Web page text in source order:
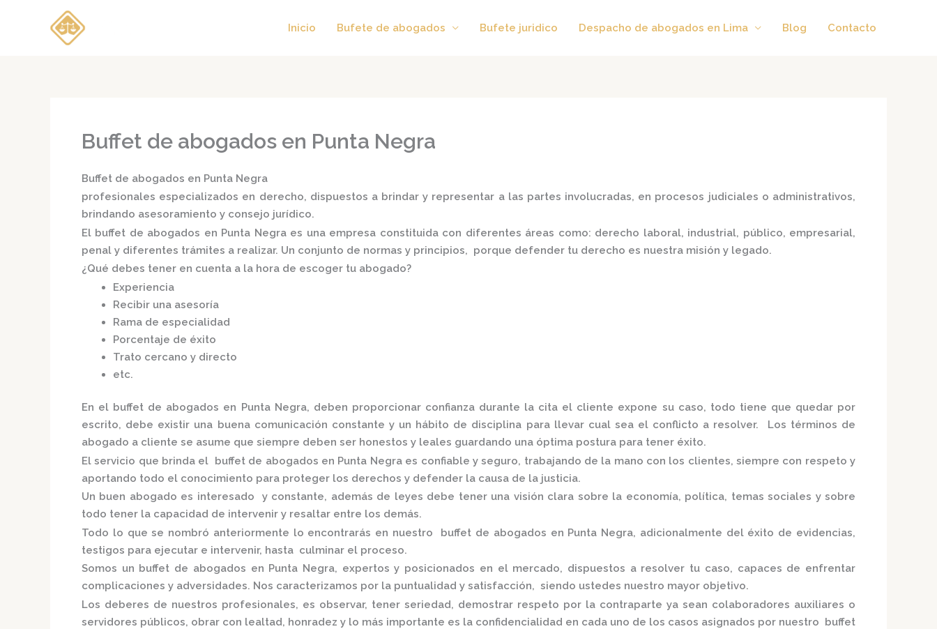
Inicio Bufete de abogados Bufete juridico Despacho de abogados en Lima Blog Contacto
Buffet de abogados en Punta Negra
Buffet de abogados en Punta Negra
profesionales especializados en derecho, dispuestos a brindar y representar a las partes involucradas, en procesos judiciales o administrativos,
brindando asesoramiento y consejo jurídico.
El buffet de abogados en Punta Negraes una empresa constituida con diferentes áreas como: derecho laboral, industrial, público, empresarial,
penal y diferentes trámites a realizar. Un conjunto de normas y principios, porque defender tu derecho es nuestra misión y legado.
¿Qué debes tener en cuenta a la hora de escoger tu abogado?
Experiencia
Recibir una asesoría
Rama de especialidad
Porcentaje de éxito
Trato cercano y directo
etc.
En el buffet de abogados en Punta Negra, deben proporcionar confianza durante la cita el cliente expone su caso, todo tiene que quedar por
escrito, debe existir una buena comunicación constante y un hábito de disciplina para llevar cual sea el conflicto a resolver. Los términos de
abogado a cliente se asume que siempre deben ser honestos y leales guardando una óptima postura para tener éxito.
El servicio que brinda el buffet de abogados en Punta Negra es confiable y seguro, trabajando de la mano con los clientes, siempre con respeto y
aportando todo el conocimiento para proteger los derechos y defender la causa de la justicia.
Un buen abogado es interesado y constante, además de leyes debe tener una visión clara sobre la economía, política, temas sociales y sobre
todo tener la capacidad de intervenir y resaltar entre los demás.
Todo lo que se nombró anteriormente lo encontrarás en nuestro
buffet de abogados en Punta Negra, adicionalmente del éxito de evidencias,
testigos para ejecutar e intervenir, hasta culminar el proceso.
Somos un buffet de abogados en Punta Negra, expertos y posicionados en el mercado, dispuestos a resolver tu caso, capaces de enfrentar
complicaciones y adversidades. Nos caracterizamos por la puntualidad y satisfacción, siendo ustedes nuestro mayor objetivo.
Los deberes de nuestros profesionales, es observar, tener seriedad, demostrar respeto por la contraparte ya sean colaboradores auxiliares o
servidores públicos, obrar con lealtad, honradez y lo más importante es la confidencialidad en cada uno de los casos asignados por nuestro buffet